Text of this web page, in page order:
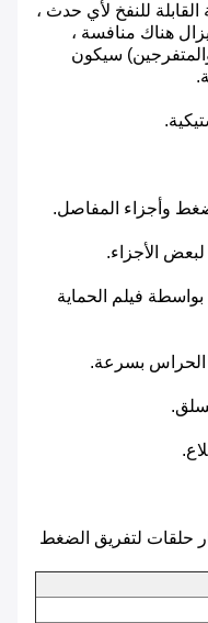
للنفخ لأي حدث ،
يزال هناك منافسة ،
سيكون
بواسطة فيلم الحماية
حلقات لتفريق الضغط